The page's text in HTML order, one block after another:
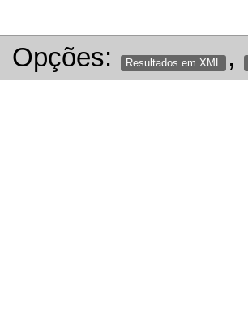
Opções: Resultados em XML ,